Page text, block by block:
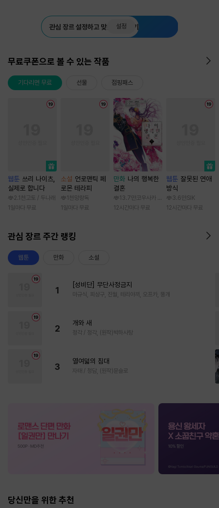
관심 장르 설정하고 맞춤 추천 받기
설정
무료쿠폰으로 볼 수 있는 작품
기다리면 무료 선물 점핑패스
웹툰 쓰리 나이츠,
실제로 합니다
2.1천 고토 / 두나래
1일마다 무료
소설 언로맨틱 페
로몬 테라피
1천 망랑독
1일마다 무료
만화 나의 행복한
결혼
13.7만 코우사카 리토 / 아기토기 아쿠미
12시간마다 무료
웹툰 잘못된 연애
방식
3.6만 SIK
12시간마다 무료
관심 장르 주간 랭킹
웹툰 만화 소설
1
[성비단] 무단사정금지
마규식, 피상구, 진월, 테리야끼, 오프카, 뚱개
2
개와 새
정각 / 정각, (원작)박하사탕
3
열여덟의 침대
자태 / 청담, (원작)문슬로
당신만을 위한 추천